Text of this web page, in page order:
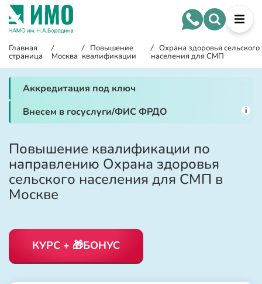
Главная
страница
/
Москва
/ Повышение
квалификации
/ Охрана здоровья сельского
населения для СМП
Аккредитация под ключ
Внесем в госуслуги/ФИС ФРДО
i
Повышение квалификации по
направлению Охрана здоровья
сельского населения для СМП в
Москве
КУРС + 🎁БОНУС